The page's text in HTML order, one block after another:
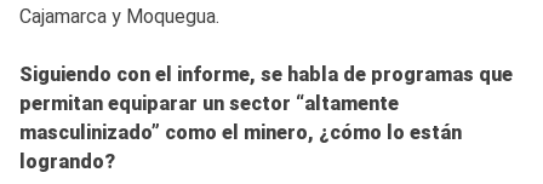
Cajamarca y Moquegua.
Siguiendo con el informe, se habla de programas que
permitan equiparar un sector “altamente
masculinizado” como el minero, ¿cómo lo están
logrando?